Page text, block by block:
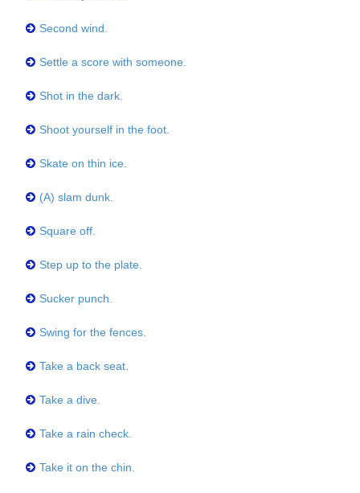
Second wind.
Settle a score with someone.
Shot in the dark.
Shoot yourself in the foot.
Skate on thin ice.
(A) slam dunk.
Square off.
Step up to the plate.
Sucker punch.
Swing for the fences.
Take a back seat.
Take a dive.
Take a rain check.
Take it on the chin.